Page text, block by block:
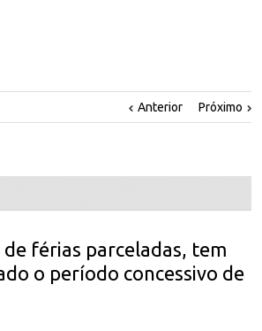
Anterior Próximo
de férias parceladas, tem
o período concessivo de